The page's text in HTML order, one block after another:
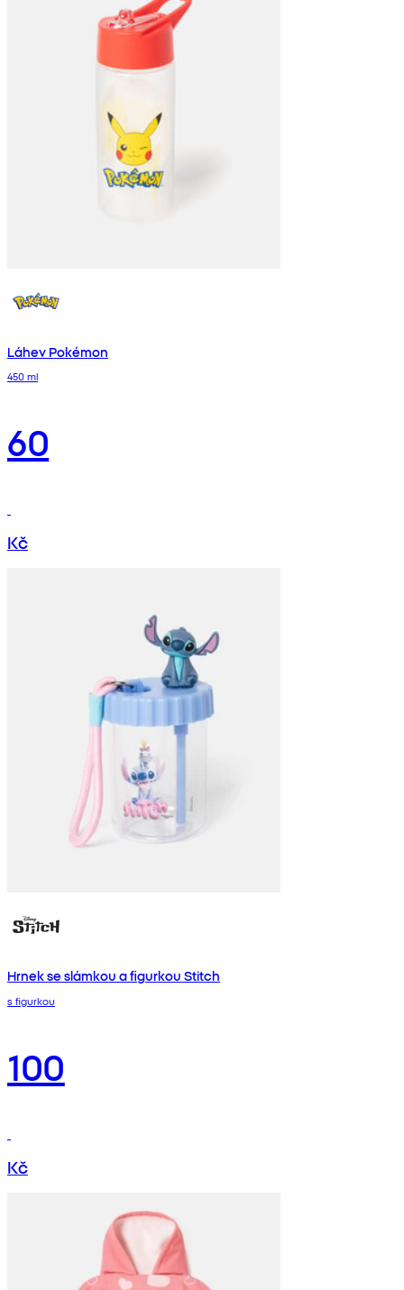
Láhev Pokémon
450 ml
60
Kč
Hrnek se slámkou a figurkou Stitch
s figurkou
100
Kč